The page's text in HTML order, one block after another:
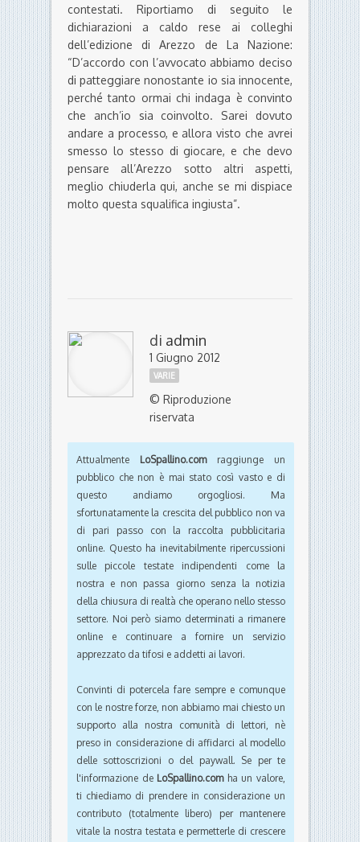
contestati. Riportiamo di seguito le
dichiarazioni a caldo rese ai colleghi
dell’edizione di Arezzo de La Nazione:
“D’accordo con l’avvocato abbiamo deciso
di patteggiare nonostante io sia innocente,
perché tanto ormai chi indaga è convinto
che anch’io sia coinvolto. Sarei dovuto
andare a processo, e allora visto che avrei
smesso lo stesso di giocare, e che devo
pensare all’Arezzo sotto altri aspetti,
meglio chiuderla qui, anche se mi dispiace
molto questa squalifica ingiusta”.
di admin
1 Giugno 2012
VARIE
© Riproduzione
riservata
Attualmente LoSpallino.comraggiunge un
pubblico che non è mai stato così vasto e di
questo andiamo orgogliosi. Ma
sfortunatamente la crescita del pubblico non va
di pari passo con la raccolta pubblicitaria
online. Questo ha inevitabilmente ripercussioni
sulle piccole testate indipendenti come la
nostra e non passa giorno senza la notizia
della chiusura di realtà che operano nello stesso
settore. Noi però siamo determinati a rimanere
online e continuare a fornire un servizio
apprezzato da tifosi e addetti ai lavori.
Convinti di potercela fare sempre e comunque
con le nostre forze, non abbiamo mai chiesto un
supporto alla nostra comunità di lettori, nè
preso in considerazione di affidarci al modello
delle sottoscrizioni o del paywall. Se per te
l'informazione de LoSpallino.comha un valore,
ti chiediamo di prendere in considerazione un
contributo (totalmente libero) per mantenere
vitale la nostra testata e permetterle di crescere